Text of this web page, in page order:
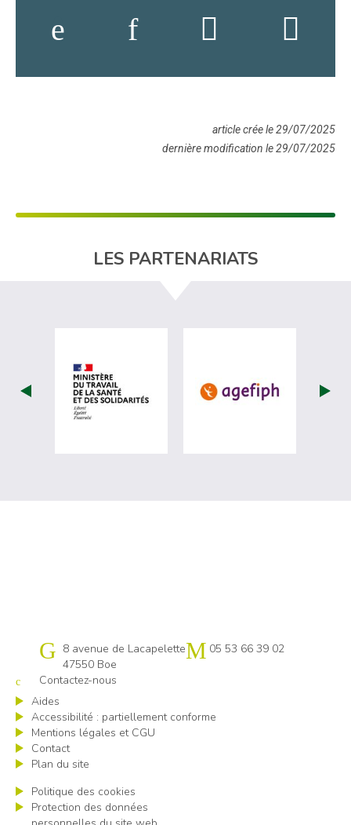
article crée le 29/07/2025
dernière modification le 29/07/2025
LES PARTENARIATS
visiter les site de Ministère du travail
visiter les
Cap emploi 47
8 avenue de Lacapelette
47550 Boe
05 53 66 39 02
Contactez-nous
Aides
Accessibilité : partiellement conforme
Mentions légales et CGU
Contact
Plan du site
Politique des cookies
Protection des données